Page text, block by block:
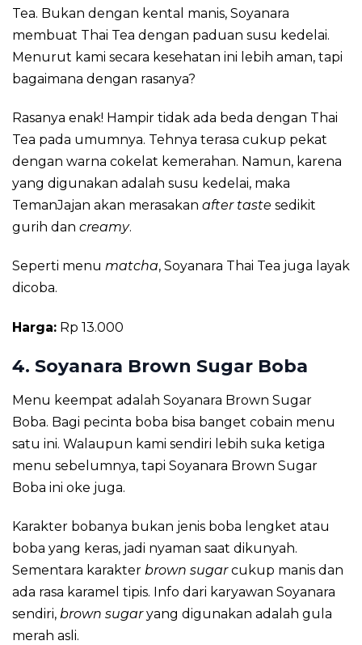
Tea. Bukan dengan kental manis, Soyanara
membuat Thai Tea dengan paduan susu kedelai.
Menurut kami secara kesehatan ini lebih aman, tapi
bagaimana dengan rasanya?
Rasanya enak! Hampir tidak ada beda dengan Thai
Tea pada umumnya. Tehnya terasa cukup pekat
dengan warna cokelat kemerahan. Namun, karena
yang digunakan adalah susu kedelai, maka
TemanJajan akan merasakan after taste sedikit
gurih dan creamy.
Seperti menu matcha, Soyanara Thai Tea juga layak
dicoba.
Harga: Rp 13.000
4. Soyanara Brown Sugar Boba
Menu keempat adalah Soyanara Brown Sugar
Boba. Bagi pecinta boba bisa banget cobain menu
satu ini. Walaupun kami sendiri lebih suka ketiga
menu sebelumnya, tapi Soyanara Brown Sugar
Boba ini oke juga.
Karakter bobanya bukan jenis boba lengket atau
boba yang keras, jadi nyaman saat dikunyah.
Sementara karakter brown sugarcukup manis dan
ada rasa karamel tipis. Info dari karyawan Soyanara
sendiri, brown sugaryang digunakan adalah gula
merah asli.